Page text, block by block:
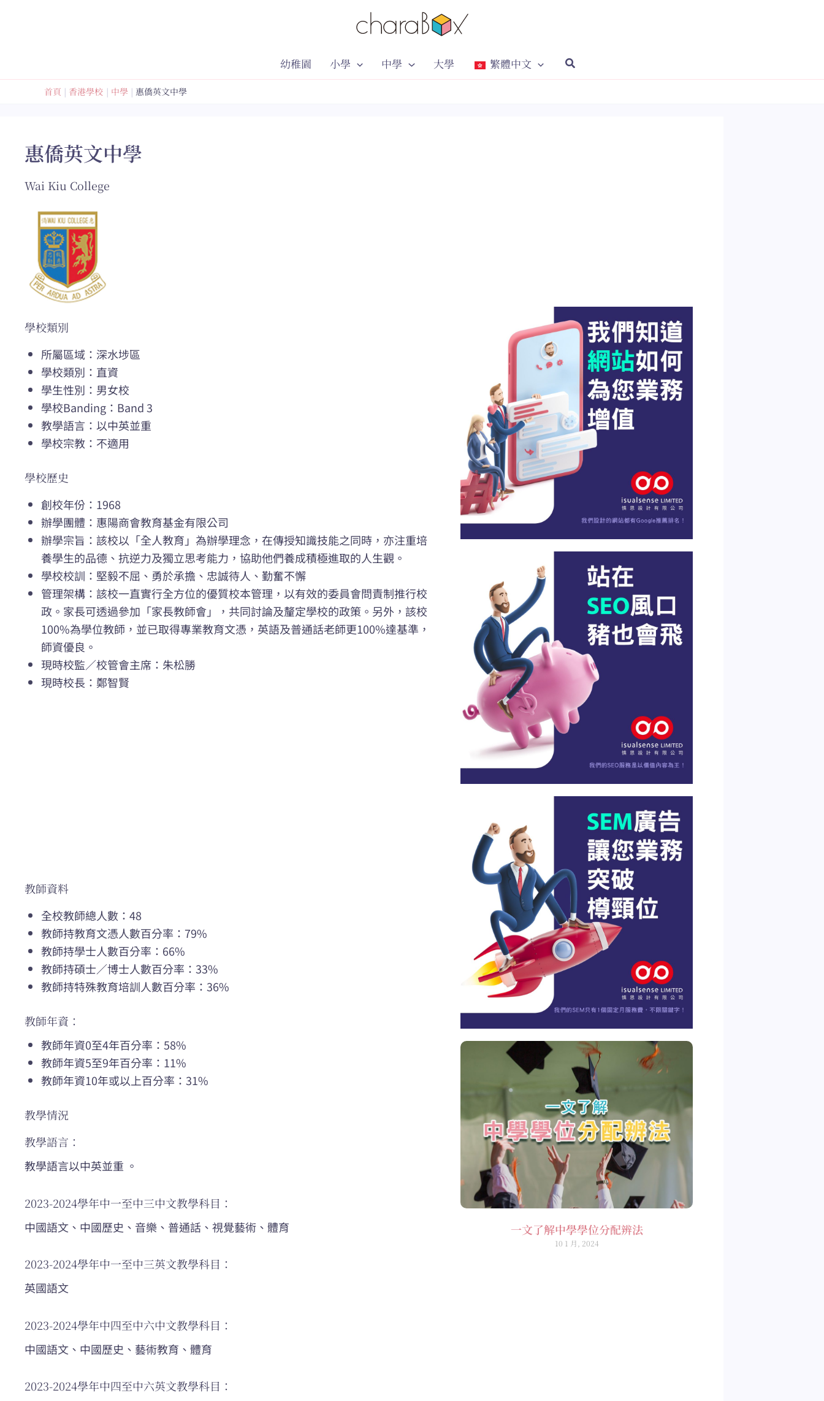
幼稚園 小學 中學 大學 繁體中文
首頁 香港學校 中學 惠僑英文中學
惠僑英文中學
Wai Kiu College
學校類別
所屬區域：深水埗區
學校類別：直資
學生性別：男女校
學校Banding：Band 3
教學語言：以中英並重
學校宗教：不適用
學校歷史
創校年份：1968
辦學團體：惠陽商會教育基金有限公司
辦學宗旨：該校以「全人教育」為辦學理念，在傳授知識技能之同時，亦注重培
養學生的品德、抗逆力及獨立思考能力，協助他們養成積極進取的人生觀。
學校校訓：堅毅不屈、勇於承擔、忠誠待人、勤奮不懈
管理架構：該校一直實行全方位的優質校本管理，以有效的委員會問責制推行校
政。家長可透過參加「家長教師會」，共同討論及釐定學校的政策。另外，該校
100%為學位教師，並已取得專業教育文憑，英語及普通話老師更100%達基準，
師資優良。
現時校監／校管會主席：朱松勝
現時校長：鄭智賢
教師資料
全校教師總人數：48
教師持教育文憑人數百分率：79%
教師持學士人數百分率：66%
教師持碩士／博士人數百分率：33%
教師持特殊教育培訓人數百分率：36%
教師年資：
教師年資0至4年百分率：58%
教師年資5至9年百分率：11%
教師年資10年或以上百分率：31%
教學情況
教學語言：
教學語言以中英並重 。
2023-2024學年中一至中三中文教學科目：
中國語文、中國歷史、音樂、普通話、視覺藝術、體育
2023-2024學年中一至中三英文教學科目：
英國語文
2023-2024學年中四至中六中文教學科目：
中國語文、中國歷史、藝術教育、體育
2023-2024學年中四至中六英文教學科目：
一文了解中學學位分配辨法
10 1 月, 2024